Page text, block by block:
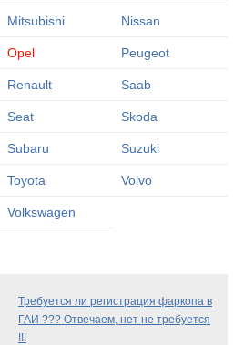
Mitsubishi Nissan
Opel Peugeot
Renault Saab
Seat Skoda
Subaru Suzuki
Toyota Volvo
Volkswagen
Требуется ли регистрация фаркопа в
ГАИ ??? Отвечаем, нет не требуется
!!!